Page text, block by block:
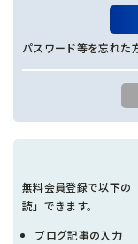
パスワード等を忘れた
無料会員登録で以下の
読」できます。
ブログ記事の入力